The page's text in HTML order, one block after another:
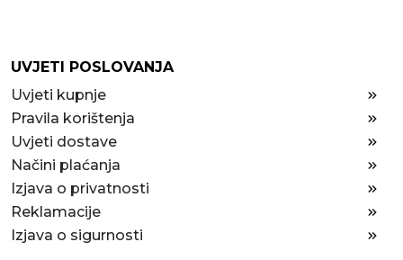
UVJETI POSLOVANJA
Uvjeti kupnje
Pravila korištenja
Uvjeti dostave
Načini plaćanja
Izjava o privatnosti
Reklamacije
Izjava o sigurnosti